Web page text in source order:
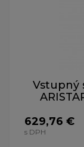
Vstupný
629,76 €
s DPH